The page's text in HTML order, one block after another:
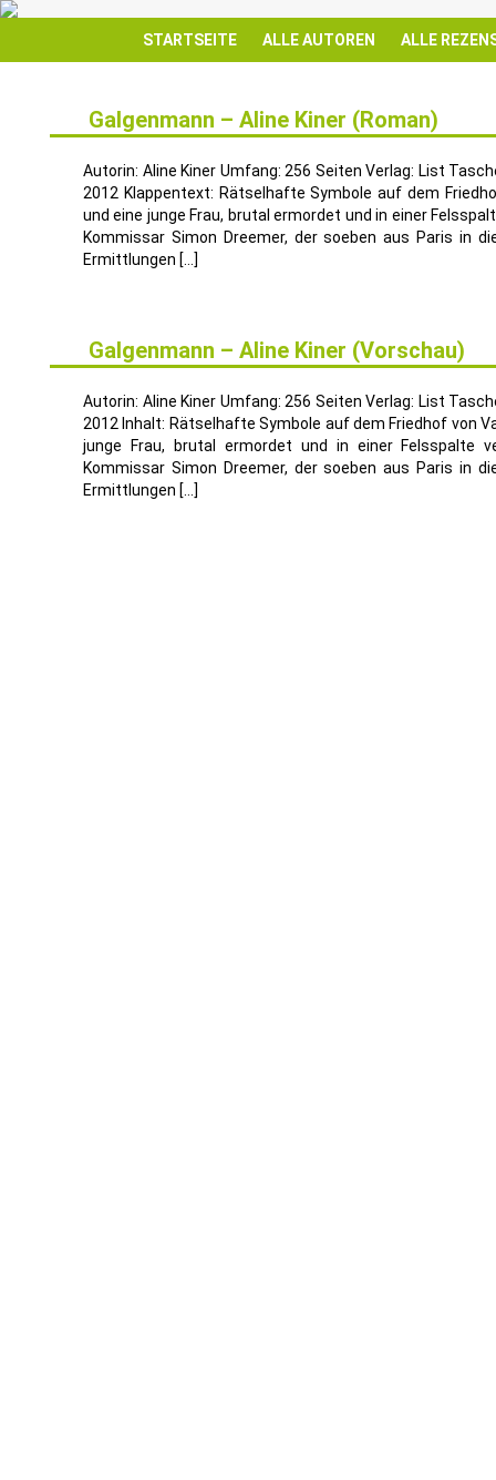
STARTSEITE ALLE AUTOREN ALLE
Galgenmann – Aline Kiner (Roman)
Autorin: Aline Kiner Umfang: 256 Seiten Verlag: List
2012 Klappentext: Rätselhafte Symbole auf dem
und eine junge Frau, brutal ermordet und in einer
Kommissar Simon Dreemer, der soeben aus Paris in
Ermittlungen […]
Galgenmann – Aline Kiner (Vorschau)
Autorin: Aline Kiner Umfang: 256 Seiten Verlag: List
2012 Inhalt: Rätselhafte Symbole auf dem Friedhof von
junge Frau, brutal ermordet und in einer Felsspalte
Kommissar Simon Dreemer, der soeben aus Paris in
Ermittlungen […]